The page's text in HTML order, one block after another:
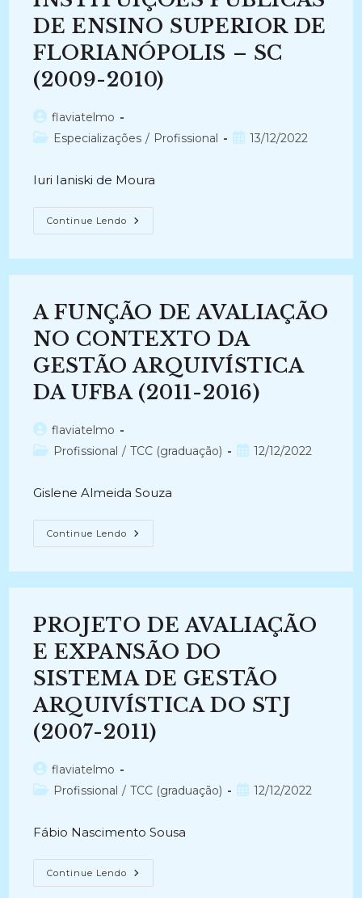
DE ENSINO SUPERIOR DE
FLORIANÓPOLIS – SC
(2009-2010)
Autor
do
flaviatelmo
Categoria
Especializações / Profissional
Post13/12/2022
Iuri Ianiski de Moura
Continue Lendo POLÍTICAS
DE
EM
PÚBLICAS
DE
ENSINO
SUPERIOR
DE
FLORIANÓPOLIS
–
(2009-
2010)
A FUNÇÃO DE AVALIAÇÃO
NO CONTEXTO DA
GESTÃO ARQUIVÍSTICA
DA UFBA (2011-2016)
Autor
do
flaviatelmo
Categoria
Profissional / TCC (graduação)
Post12/12/2022
Gislene Almeida Souza
Continue Lendo A
FUNÇÃO
CONTEXTO
ARQUIVÍSTICA
DA
UFBA
(2011-
2016)
PROJETO DE AVALIAÇÃO
E EXPANSÃO DO
SISTEMA DE GESTÃO
ARQUIVÍSTICA DO STJ
(2007-2011)
Autor
do
flaviatelmo
Categoria
Profissional / TCC (graduação)
Post12/12/2022
Fábio Nascimento Sousa
Continue Lendo PROJETO
DE